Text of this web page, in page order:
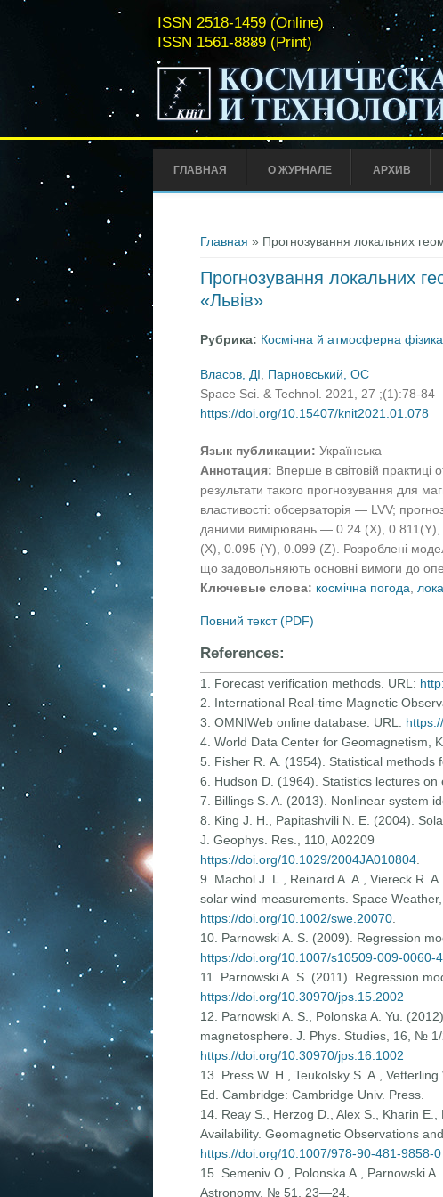
ISSN 2518-1459 (Online)
ISSN 1561-8889 (Print)
ГЛАВНАЯ О ЖУРНАЛЕ АРХИВ
Главная » Прогнозування локальних
Прогнозування локальних
«Львів»
Рубрика: Космічна й атмосферна фізика
Власов, ДІ, Парновський, ОС
Space Sci. & Technol. 2021, 27 ;(1):78-84
https://doi.org/10.15407/knit2021.01.078
Язык публикации: Українська
Аннотация: Вперше в світовій практиці
результати такого прогнозування для
властивості: обсерваторія — LVV;
даними вимірювань — 0.24 (X),
(X), 0.095 (Y), 0.099 (Z). Розроблені
що задовольняють основні вимоги до
Ключевые слова: космічна погода,
Повний текст (PDF)
References:
1. Forecast verification methods. URL:
2. International Real-time Magnetic
3. OMNIWeb online database. URL:
4. World Data Center for Geomagnetism,
5. Fisher R. А. (1954). Statistical methods
6. Hudson D. (1964). Statistics lectures
7. Billings S. A. (2013). Nonlinear system
8. King J. H., Papitashvili N. E. (2004).
J. Geophys. Res., 110, A02209
https://doi.org/10.1029/2004JA010804.
9. Machol J. L., Reinard A. A., Viereck R.
solar wind measurements. Space
https://doi.org/10.1002/swe.20070.
10. Parnowski A. S. (2009). Regression
https://doi.org/10.1007/s10509-009-0060-4
11. Parnowski A. S. (2011). Regression
https://doi.org/10.30970/jps.15.2002
12. Parnowski A. S., Polonska A. Yu.
magnetosphere. J. Phys. Studies, 16, №
https://doi.org/10.30970/jps.16.1002
13. Press W. H., Teukolsky S. A.,
Ed. Cambridge: Cambridge Univ. Press.
14. Reay S., Herzog D., Alex S., Kharin
Availability. Geomagnetic Observations
https://doi.org/10.1007/978-90-481-9858-
15. Semeniv O., Polonska A., Parnowski
Astronomy, № 51, 23—24.